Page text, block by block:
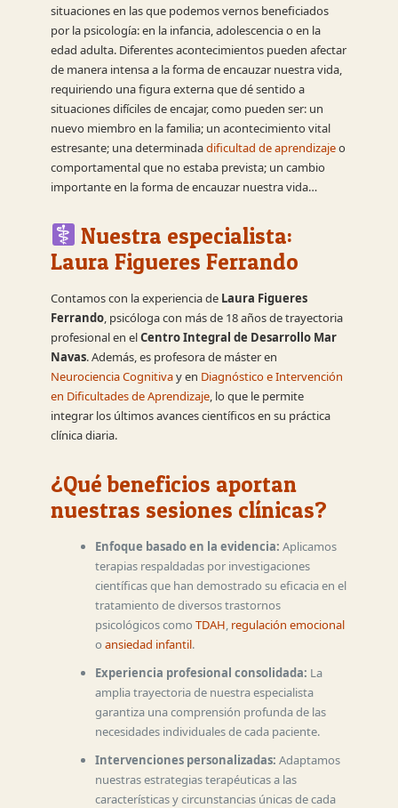
situaciones en las que podemos vernos beneficiados
por la psicología: en la infancia, adolescencia o en la
edad adulta. Diferentes acontecimientos pueden afectar
de manera intensa a la forma de encauzar nuestra vida,
requiriendo una figura externa que dé sentido a
situaciones difíciles de encajar, como pueden ser: un
nuevo miembro en la familia; un acontecimiento vital
estresante; una determinadadificultad de aprendizajeo
comportamental que no estaba prevista; un cambio
importante en la forma de encauzar nuestra vida…
Nuestra especialista:
Laura Figueres Ferrando
Contamos con la experiencia de Laura Figueres
Ferrando, psicóloga con más de 18 años de trayectoria
profesional en elCentro Integral de Desarrollo Mar
Navas. Además, es profesora de máster en
Neurociencia Cognitivay en Diagnóstico e Intervención
en Dificultades de Aprendizaje, lo que le permite
integrar los últimos avances científicos en su práctica
clínica diaria.
¿Qué beneficios aportan
nuestras sesiones clínicas?
Enfoque basado en la evidencia: Aplicamos
terapias respaldadas por investigaciones
científicas que han demostrado su eficacia en el
tratamiento de diversos trastornos
psicológicos como TDAH, regulación emocional
o ansiedad infantil.
Experiencia profesional consolidada: La
amplia trayectoria de nuestra especialista
garantiza una comprensión profunda de las
necesidades individuales de cada paciente.
Intervenciones personalizadas: Adaptamos
nuestras estrategias terapéuticas a las
características y circunstancias únicas de cada